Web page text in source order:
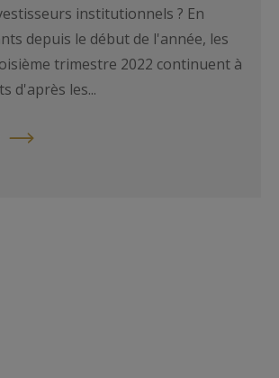
institutionnels ? En
depuis le début de l'année, les
trimestre 2022 continuent à
d'après les...